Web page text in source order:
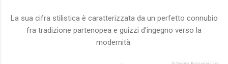
La sua cifra stilistica è caratterizzata da un perfetto connubio
fra tradizione partenopea e guizzi d'ingegno verso la
modernità.